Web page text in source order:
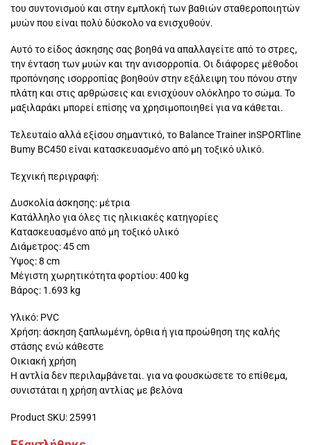
του συντονισμού και στην εμπλοκή των βαθιών σταθεροποιητών
μυών που είναι πολύ δύσκολο να ενισχυθούν.
Αυτό το είδος άσκησης σας βοηθά να απαλλαγείτε από το στρες,
την ένταση των μυών και την ανισορροπία. Οι διάφορες μέθοδοι
προπόνησης ισορροπίας βοηθούν στην εξάλειψη του πόνου στην
πλάτη και στις αρθρώσεις και ενισχύουν ολόκληρο το σώμα. Το
μαξιλαράκι μπορεί επίσης να χρησιμοποιηθεί για να κάθεται.
Τελευταίο αλλά εξίσου σημαντικό, το Balance Trainer inSPORTline
Bumy BC450 είναι κατασκευασμένο από μη τοξικό υλικό.
Τεχνική περιγραφή:
Δυσκολία άσκησης: μέτρια
Κατάλληλο για όλες τις ηλικιακές κατηγορίες
Κατασκευασμένο από μη τοξικό υλικό
Διάμετρος: 45 cm
Ύψος: 8 cm
Μέγιστη χωρητικότητα φορτίου: 400 kg
Βάρος: 1.693 kg
Υλικό: PVC
Χρήση: άσκηση ξαπλωμένη, όρθια ή για προώθηση της καλής
στάσης ενώ κάθεστε
Οικιακή χρήση
Η αντλία δεν περιλαμβάνεται. για να φουσκώσετε το επίθεμα,
συνιστάται η χρήση αντλίας με βελόνα
Product SKU: 25991